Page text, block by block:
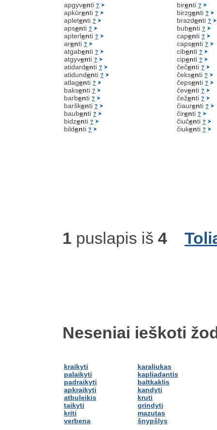
apgyventi ?
apkūrenti ?
apletenti ?
apsenti ?
apterlenti ?
arenti ?
atgabenti ?
atgyventi ?
atidardenti ?
atidundenti ?
atlagenti ?
baksenti ?
barbenti ?
barškenti ?
baubenti ?
bidzenti ?
bildenti ?
birenti ?
birzgenti ?
brazdenti ?
bubenti ?
capenti ?
capsenti ?
cibenti ?
cipenti ?
čečenti ?
čeksenti ?
čepsenti ?
čeventi ?
čeženti ?
čiaurenti ?
čirenti ?
čiučenti ?
čiukenti ?
1 puslapis iš 4
Neseniai ieškoti
kraikyti
palaikyti
padraikyti
apkraikyti
atbuleikis
taikyti
kriti
verbena
karaliukas
kapliadantis
baltkaklis
kandyti
kruti
grindyti
mazutas
šnypšlys